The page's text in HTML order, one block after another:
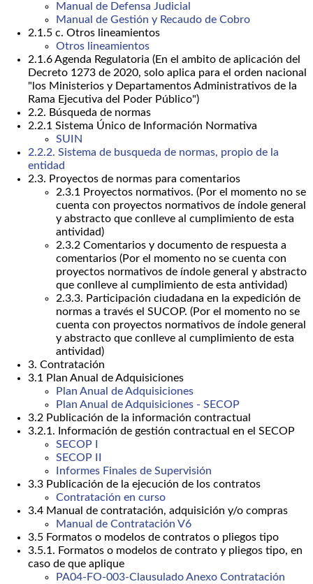
Manual de Defensa Judicial
Manual de Gestión y Recaudo de Cobro
2.1.5 c. Otros lineamientos
Otros lineamientos
2.1.6 Agenda Regulatoria (En el ambito de aplicación del
Decreto 1273 de 2020, solo aplica para el orden nacional
"los Ministerios y Departamentos Administrativos de la
Rama Ejecutiva del Poder Público")
2.2. Búsqueda de normas
2.2.1 Sistema Único de Información Normativa
SUIN
2.2.2. Sistema de busqueda de normas, propio de la
entidad
2.3. Proyectos de normas para comentarios
2.3.1 Proyectos normativos. (Por el momento no se
cuenta con proyectos normativos de índole general
y abstracto que conlleve al cumplimiento de esta
antividad)
2.3.2 Comentarios y documento de respuesta a
comentarios (Por el momento no se cuenta con
proyectos normativos de índole general y abstracto
que conlleve al cumplimiento de esta antividad)
2.3.3. Participación ciudadana en la expedición de
normas a través el SUCOP. (Por el momento no se
cuenta con proyectos normativos de índole general
y abstracto que conlleve al cumplimiento de esta
antividad)
3. Contratación
3.1 Plan Anual de Adquisiciones
Plan Anual de Adquisiciones
Plan Anual de Adquisiciones - SECOP
3.2 Publicación de la información contractual
3.2.1. Información de gestión contractual en el SECOP
SECOP I
SECOP II
Informes Finales de Supervisión
3.3 Publicación de la ejecución de los contratos
Contratación en curso
3.4 Manual de contratación, adquisición y/o compras
Manual de Contratación V6
3.5 Formatos o modelos de contratos o pliegos tipo
3.5.1. Formatos o modelos de contrato y pliegos tipo, en
caso de que aplique
PA04-FO-003-Clausulado Anexo Contratación